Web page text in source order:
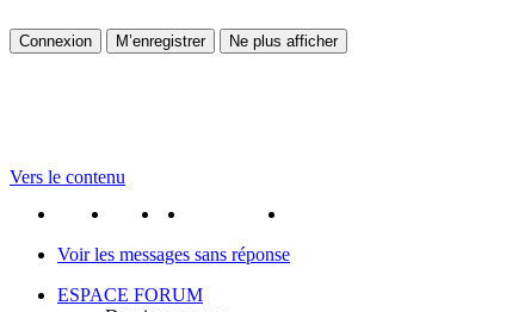
Vers le contenu
portail
forum faq m'enregister
Voir les messages sans réponse
ESPACE FORUM